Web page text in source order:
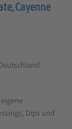
Cayenne
Dips und